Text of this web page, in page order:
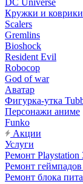
DC Universe
Кружки и коврики
Scalers
Gremlins
Bioshock
Resident Evil
Robocop
God of war
Аватар
Фигурка-утка
Персонажи аниме
Funko
Акции
Услуги
Ремонт Playstation
Ремонт
Ремонт блока